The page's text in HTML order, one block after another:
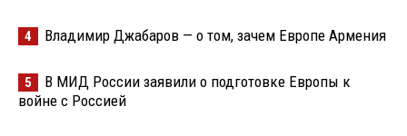
4 Владимир Джабаров — о том, зачем Европе Армения
5
В МИД России заявили о подготовке Европы к
войне с Россией